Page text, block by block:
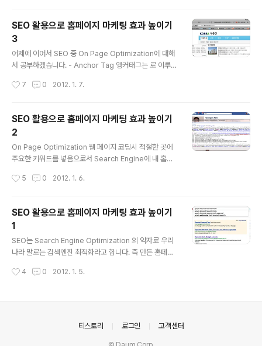
다. Off Page Optimization은 웹 싸이트를 웹 서치엔진
의 상위에 랭크 시키기 위해 코딩 내에서가 아니라 그 이외
의 방법을 사용 하는 것입니다. 예를 들어 아래와 같은 것들
이 있습니다. dmoz같은 웹 디렉토리에 submitting 시키
기 digg 같은 social bookmarking website에 subm
싸..
SEO 활용으로 홈페이지 마케팅 효과 높이기
3
어제에 이어서 SEO 중 On Page Optimization에 대해
서 공부하겠습니다. - Anchor Tag 앵커태그는 로 이루어
er가 정보를 모을 때 이 Anchor 내의 글자도 사용 합니다
사용해서 만들면 검색엔진 상위에 랭크 되는데 도움이 됩
니다. 팁 - 키워드를 다양하게 사용하라 - 관련이 있는 키워
드만을 사용하라 - 다른 링크에는 다른 키워드를 사용하라
- 키워드를 반복해서 사용하지 마라 - Alt attribute 페이
지에 이미지 파일을 넣을 때 그 이미지에 대한 설명을 넣는
하기 위해 Alt attrib..
7 0 2012. 1. 7.
SEO 활용으로 홈페이지 마케팅 효과 높이기
2
On Page Optimization 웹 페이지 코딩시 적절한 곳에
주요한 키워드를 넣음으로서 Search Engine에 내 홈페
툴을 이용해 좋은 키워드들을 다운 받고 관련없거나 필요
다. 이 키워드들을 ~ 태그에 적절하게 배치합니다. 이 태그
들의 특징을 하나하나 알아보겠습니다. - tag 기본적으로
검색엔진은 tag의 텍스트를 먼저 검색합니다. 아무 홈페이
지나 가서 마우스 오른쪽 버튼을 누른 후 소스를 열어보세
요. 이건 제 facebook 에서 소스를 열어 본 겁니다. title
페이지마다 title에 이용자 이름이 들어가게 하..
5 0 2012. 1. 6.
SEO 활용으로 홈페이지 마케팅 효과 높이기
1
SEO는 Search Engine Optimization 의 약자로 우리
나라 말로는 검색엔진 최적화라고 합니다. 즉 만든 홈페이
때 상위에 링크되도록 하는 방법입니다. 내 홈페이지를 찾
를 기반으로 검색에 이용합니다. 즉 이미지만 있다던가 플
4 0 2012. 1. 5.
티스토리 로그인 고객센터